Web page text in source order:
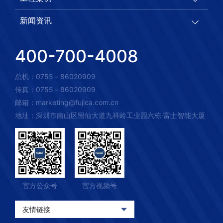
新闻资讯
400-700-4008
总机：0755－86020909
传真：0755－86020909
邮箱：marketing@fujica.com.cn
地址：深圳市南山区留仙大道九祥岭工业园六栋·富士智能大厦
官方公众号 官方视频号
友情链接